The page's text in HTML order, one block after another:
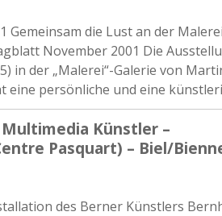
Gemeinsam die Lust an der
November 2001 Die
in der „Malerei“-Galerie von
eine persönliche und eine
Künstler –
Pasquart) – Biel/
des Berner Künstlers